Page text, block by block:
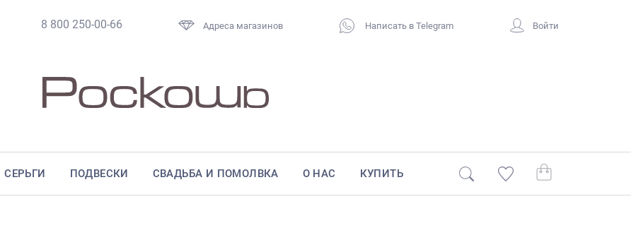
8 800 250-00-66 Адреса магазинов Написать в Telegram Войти
СЕРЬГИ ПОДВЕСКИ СВАДЬБА И ПОМОЛВКА О НАС КУПИТЬ